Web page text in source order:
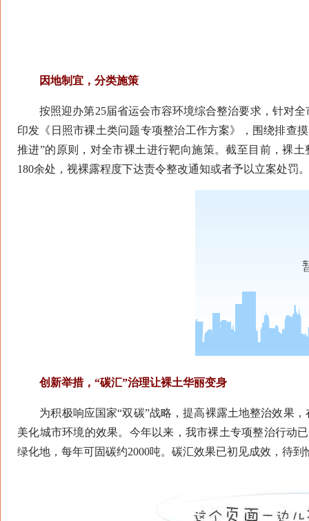
因地制宜，分类施策
按照迎办第25届省运会市容环境综合整治要求，针对全
印发《日照市裸土类问题专项整治工作方案》，围绕排查
推进”的原则，对全市裸土进行靶向施策。截至目前，裸
180余处，视裸露程度下达责令整改通知或者予以立案处罚。
创新举措，“碳汇”治理让裸土华丽变身
为积极响应国家“双碳”战略，提高裸露土地整治效果，
美化城市环境的效果。今年以来，我市裸土专项整治行动
绿化地，每年可固碳约2000吨。碳汇效果已初见成效，待